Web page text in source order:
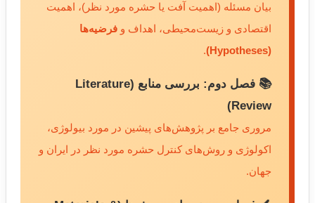
بیان مسئله (اهمیت آفت یا حشره مورد نظر)، اهمیت
اقتصادی و زیست‌محیطی، اهداف و فرضیه‌ها
(Hypotheses)
.
📚 فصل دوم: بررسی منابع (Literature
Review)
مروری جامع بر پژوهش‌های پیشین در مورد بیولوژی،
اکولوژی و روش‌های کنترل حشره مورد نظر در ایران و
جهان.